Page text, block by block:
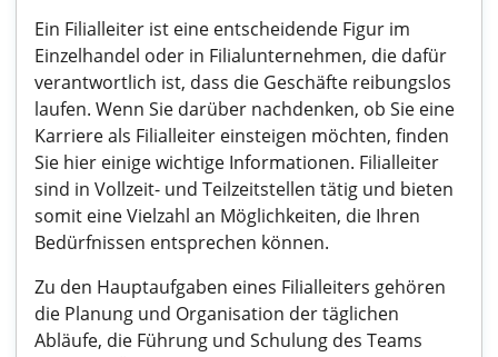
Ein Filialleiter ist eine entscheidende Figur im
Einzelhandel oder in Filialunternehmen, die dafür
verantwortlich ist, dass die Geschäfte reibungslos
laufen. Wenn Sie darüber nachdenken, ob Sie eine
Karriere als Filialleiter einsteigen möchten, finden
Sie hier einige wichtige Informationen. Filialleiter
sind in Vollzeit- und Teilzeitstellen tätig und bieten
somit eine Vielzahl an Möglichkeiten, die Ihren
Bedürfnissen entsprechen können.
Zu den Hauptaufgaben eines Filialleiters gehören
die Planung und Organisation der täglichen
Abläufe, die Führung und Schulung des Teams